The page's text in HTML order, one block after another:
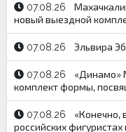
07.08.26
новый выездной
07.08.26 Эльвира
07.08.26
«Динамо»
комплект формы,
07.08.26
«Конечно,
российских